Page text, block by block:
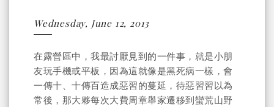
Wednesday, June 12, 2013
在露營區中，我最討厭見到的一件事，就是小朋
友玩手機或平板，因為這就像是黑死病一樣，會
一傳十、十傳百造成惡習的蔓延，待惡習習以為
常後，那大夥每次大費周章舉家遷移到蠻荒山野